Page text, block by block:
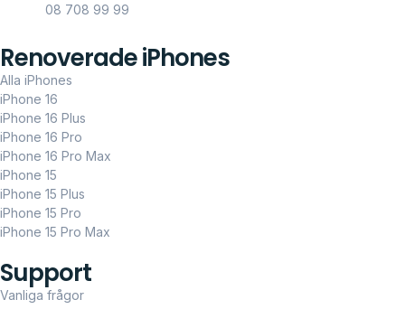
08 708 99 99
Renoverade iPhones
Alla iPhones
iPhone 16
iPhone 16 Plus
iPhone 16 Pro
iPhone 16 Pro Max
iPhone 15
iPhone 15 Plus
iPhone 15 Pro
iPhone 15 Pro Max
Support
Vanliga frågor